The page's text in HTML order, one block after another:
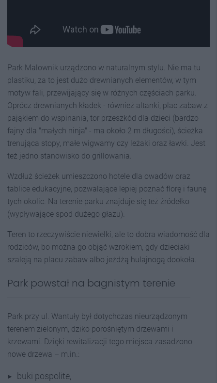
Park Malownik urządzono w naturalnym stylu. Nie ma tu
plastiku, za to jest dużo drewnianych elementów, w tym
motyw fali, przewijający się w różnych częściach parku.
Oprócz drewnianych kładek - również altanki, plac zabaw z
pająkiem do wspinania, tor przeszkód dla dzieci (bardzo
fajny dla "małych ninja" - ma około 2 m długości), ścieżka
trenująca stopy, małe wigwamy czy leżaki oraz ławki. Jest
też jedno stanowisko do grillowania.
Wzdłuż ścieżek umieszczono hotele dla owadów oraz
tablice edukacyjne, pozwalające lepiej poznać florę i faunę
tych okolic. Na terenie parku znajduje się też źródełko
(wypływające spod dużego głazu).
Teren to rzeczywiście niewielki, ale to dobra wiadomość dla
rodziców, bo można go objąć wzrokiem, gdy dzieciaki
szaleją na placu zabaw albo jeżdżą hulajnogą dookoła.
Park powstał na bagnistym terenie
Park przy ul. Wantuły był dotychczas nieurządzonym
terenem zielonym, dziko porośniętym drzewami i
krzewami. Dzięki rewitalizacji tego miejsca zasadzono
nowe drzewa – m.in.:
buki pospolite,